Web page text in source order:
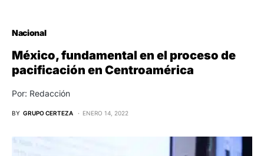
Nacional
México, fundamental en el proceso de
pacificación en Centroamérica
Por: Redacción
BY GRUPO CERTEZA ENERO 14, 2022